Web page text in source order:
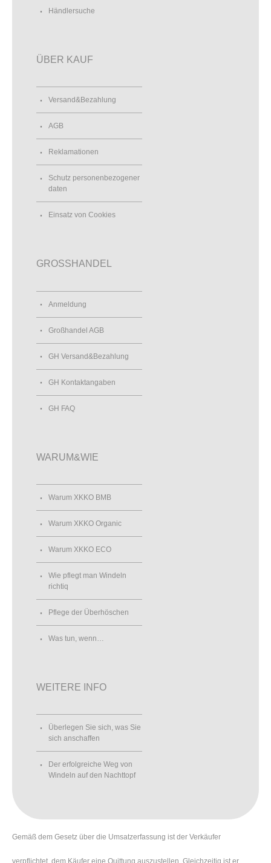
Händlersuche
ÜBER KAUF
Versand&Bezahlung
AGB
Reklamationen
Schutz personenbezogener
daten
Einsatz von Cookies
GROSSHANDEL
Anmeldung
Großhandel AGB
GH Versand&Bezahlung
GH Kontaktangaben
GH FAQ
WARUM&WIE
Warum XKKO BMB
Warum XKKO Organic
Warum XKKO ECO
Wie pflegt man Windeln
richtiq
Pflege der Überhöschen
Was tun, wenn…
WEITERE INFO
Überlegen Sie sich, was Sie
sich anschaffen
Der erfolgreiche Weg von
Windeln auf den Nachttopf
Gemäß dem Gesetz über die Umsatzerfassung ist der Verkäufer